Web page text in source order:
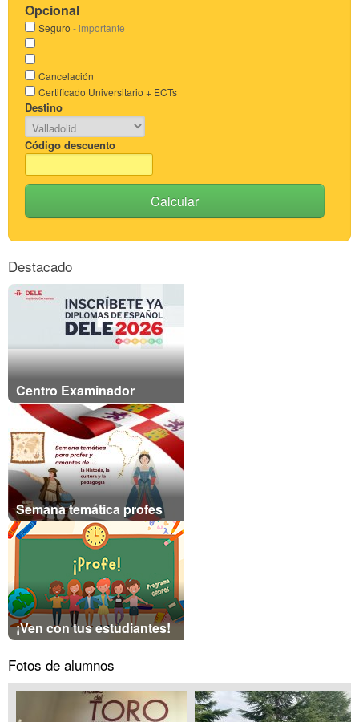
Opcional
Seguro - importante
Cancelación
Certificado Universitario + ECTs
Destino
Código descuento
Calcular
Destacado
Centro Examinador
Semana temática profes
¡Ven con tus estudiantes!
Fotos de alumnos